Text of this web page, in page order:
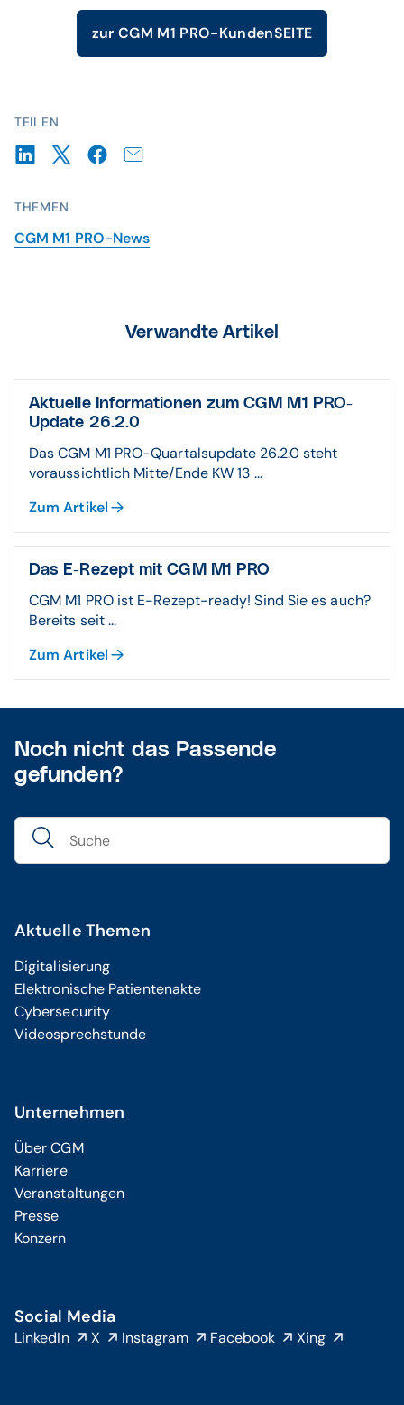
TEILEN
THEMEN
CGM M1 PRO-News
zur CGM M1 PRO-KundenSEITE
Verwandte Artikel
Aktuelle Informationen zum CGM M1 PRO-
Update 26.2.0
Das CGM M1 PRO-Quartalsupdate 26.2.0 steht
voraussichtlich Mitte/Ende KW 13 ...
Zum Artikel
Das E-Rezept mit CGM M1 PRO
CGM M1 PRO ist E-Rezept-ready! Sind Sie es auch?
Bereits seit ...
Zum Artikel
Noch nicht das Passende
gefunden?
Aktuelle Themen
Digitalisierung
Elektronische Patientenakte
Cybersecurity
Videosprechstunde
Unternehmen
Über CGM
Karriere
Veranstaltungen
Presse
Konzern
Social Media
LinkedIn X Instagram Facebook Xing